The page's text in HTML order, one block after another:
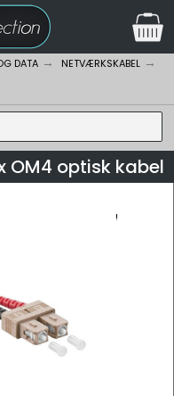
DATA
NETVÆRKSKABEL
OM4 optisk kabel